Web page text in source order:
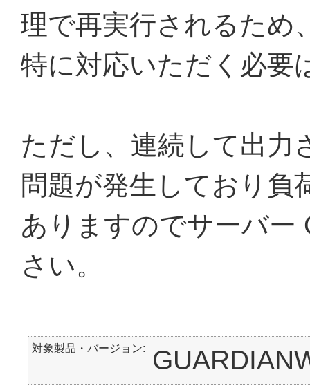
理で再実行されるため
特に対応いただく必要
ただし、連続して出力
問題が発生しており負
ありますのでサーバー
さい。
対象製品・バージョン